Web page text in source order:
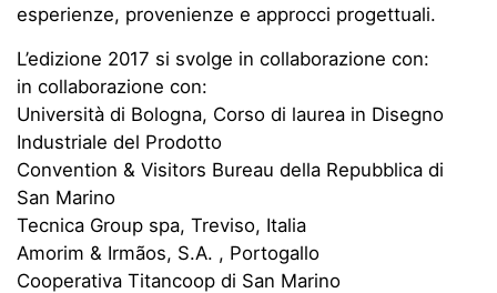
esperienze, provenienze e approcci progettuali.
L’edizione 2017 si svolge in collaborazione con:
in collaborazione con:
Università di Bologna, Corso di laurea in Disegno
Industriale del Prodotto
Convention & Visitors Bureau della Repubblica di
San Marino
Tecnica Group spa, Treviso, Italia
Amorim & Irmãos, S.A. , Portogallo
Cooperativa Titancoop di San Marino